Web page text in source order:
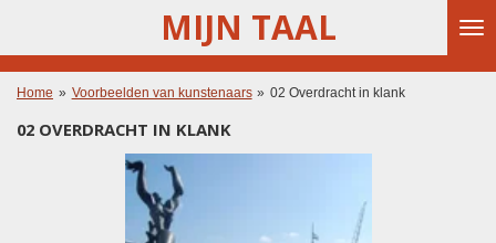
de
MIJN TAAL
Home » Voorbeelden van kunstenaars » 02 Overdracht in klank
02 OVERDRACHT IN KLANK